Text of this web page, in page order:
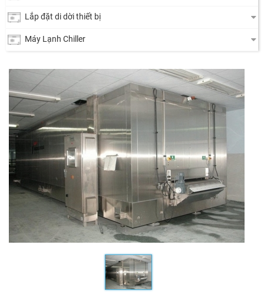
Lắp đặt di dời thiết bị
Máy Lạnh Chiller